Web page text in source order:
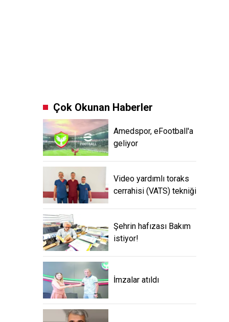
Çok Okunan Haberler
Amedspor, eFootball'a
geliyor
Video yardımlı toraks
cerrahisi (VATS) tekniği
Şehrin hafızası Bakım
istiyor!
İmzalar atıldı